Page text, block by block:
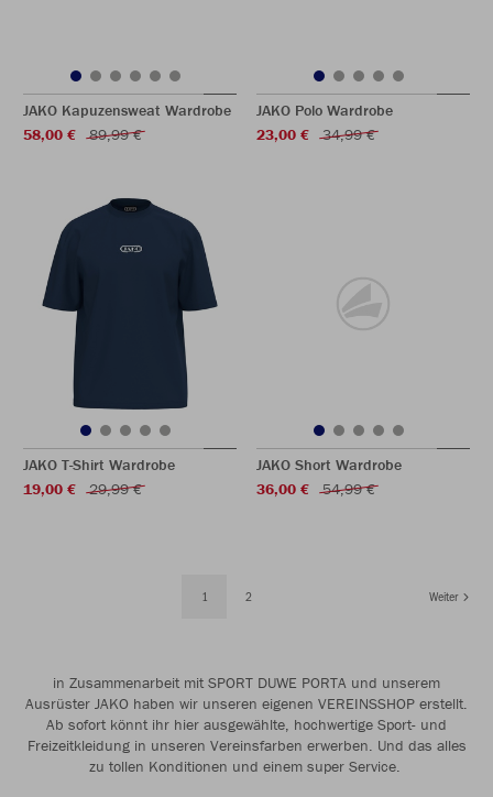
JAKO Kapuzensweat Wardrobe
58,00 €
89,99 €
JAKO Polo Wardrobe
23,00 €
34,99 €
JAKO T-Shirt Wardrobe
19,00 €
29,99 €
JAKO Short Wardrobe
36,00 €
54,99 €
1 2 Weiter
in Zusammenarbeit mit SPORT DUWE PORTA und unserem
Ausrüster JAKO haben wir unseren eigenen VEREINSSHOP erstellt.
Ab sofort könnt ihr hier ausgewählte, hochwertige Sport- und
Freizeitkleidung in unseren Vereinsfarben erwerben. Und das alles
zu tollen Konditionen und einem super Service.